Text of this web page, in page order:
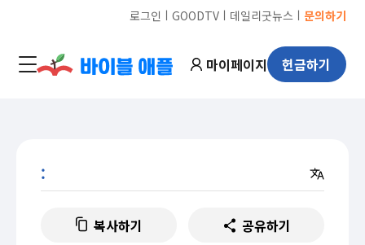
로그인 ㅣ GOODTVㅣ 데일리굿뉴스 ㅣ 문의하기
마이페이지 헌금하기
:
복사하기 공유하기